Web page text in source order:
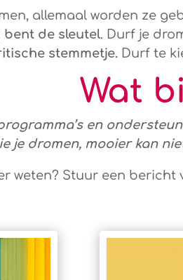
allemaal worden ze
bent de sleutel. Durf je
stemmetje. Durf te
Wat
en
je dromen, mooier kan
weten? Stuur een bericht